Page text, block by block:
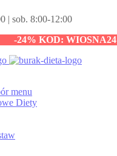
| sob. 8:00-12:00
-24% KOD: WIOSNA24
menu
Diety